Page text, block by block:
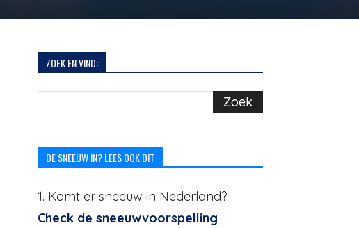
ZOEK EN VIND:
DE SNEEUW IN? LEES OOK DIT
1. Komt er sneeuw in Nederland?
Check de sneeuwvoorspelling